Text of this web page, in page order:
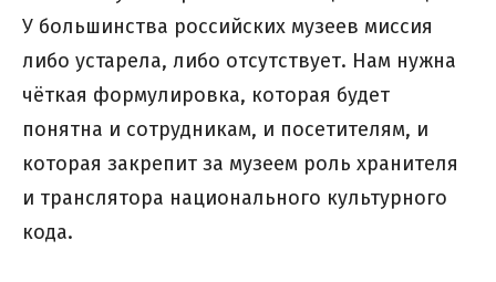
У большинства российских музеев миссия
либо устарела, либо отсутствует. Нам нужна
чёткая формулировка, которая будет
понятна и сотрудникам, и посетителям, и
которая закрепит за музеем роль хранителя
и транслятора национального культурного
кода.